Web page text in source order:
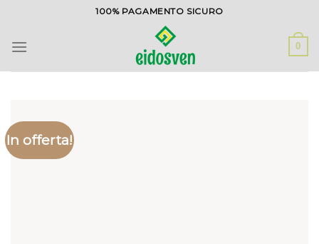
contenuti
100% PAGAMENTO SICURO
0
In offerta!